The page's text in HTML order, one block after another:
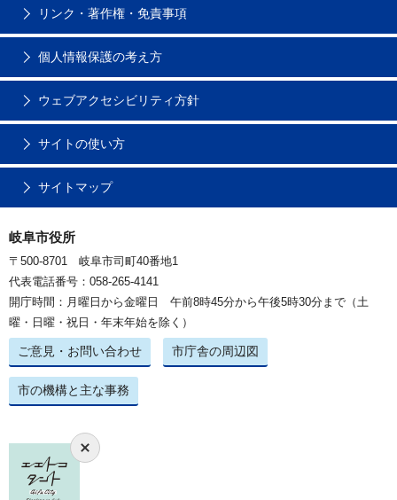
リンク・著作権・免責事項
個人情報保護の考え方
ウェブアクセシビリティ方針
サイトの使い方
サイトマップ
岐阜市役所
〒500-8701 岐阜市司町40番地1
代表電話番号：058-265-4141
開庁時間：月曜日から金曜日 午前8時45分から午後5時30分まで（土
曜・日曜・祝日・年末年始を除く）
ご意見・お問い合わせ 市庁舎の周辺図
市の機構と主な事務